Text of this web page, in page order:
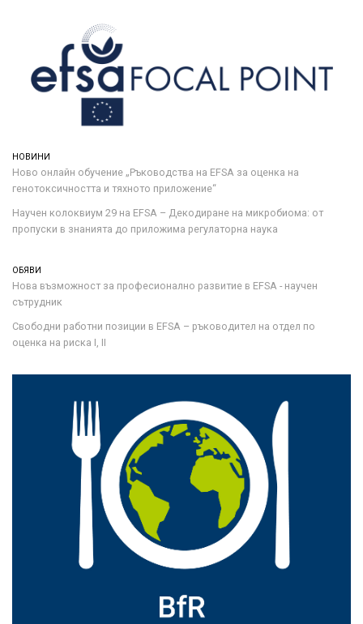
НОВИНИ
Ново онлайн обучение „Ръководства на ЕFSA за оценка на
генотоксичността и тяхното приложение“
Научен колоквиум 29 на EFSA – Декодиране на микробиома: от
пропуски в знанията до приложима регулаторна наука
ОБЯВИ
Нова възможност за професионално развитие в EFSA - научен
сътрудник
Свободни работни позиции в EFSA – ръководител на отдел по
оценка на риска I, II